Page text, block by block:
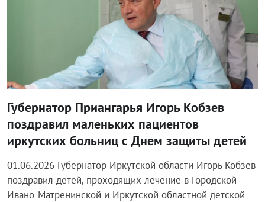
Губернатор Приангарья Игорь Кобзев
поздравил маленьких пациентов
иркутских больниц с Днем защиты детей
01.06.2026 Губернатор Иркутской области Игорь Кобзев
поздравил детей, проходящих лечение в Городской
Ивано-Матренинской и Иркутской областной детской